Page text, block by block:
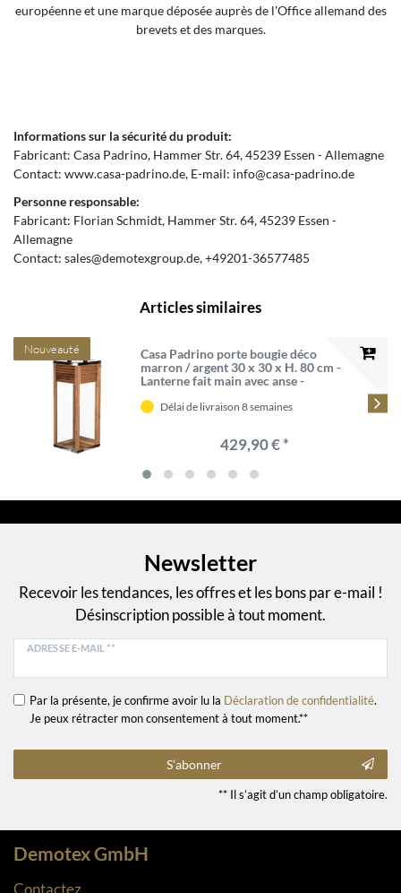
européenne et une marque déposée auprès de l'Office allemand des
brevets et des marques.
Informations sur la sécurité du produit:
Fabricant: Casa Padrino Hammer Str.64 45239 Essen
Allemagne
Contact: www.casa-padrino.de E-mail: info@casa-padrino.de
Personne responsable:
Fabricant: Florian Schmidt Hammer Str.64 45239 Essen
Allemagne
Contact: sales@demotexgroup.de +49201-36577485
Articles similaires
Nouveauté
Casa Padrino porte bougie déco
marron / argent 30 x 30 x H. 80 cm -
Lanterne fait main avec anse -
Accessoires de restaurant -
Délai de livraison 8 semaines
429,90 € *
Newsletter
Recevoir les tendances, les offres et les bons par e-mail !
Désinscription possible à tout moment.
ADRESSE E-MAIL **
Par la présente, je confirme avoir lu la Déclaration de confidentialité.
Je peux rétracter mon consentement à tout moment.**
S’abonner
** Il s’agit d’un champ obligatoire.
Demotex GmbH
Contactez